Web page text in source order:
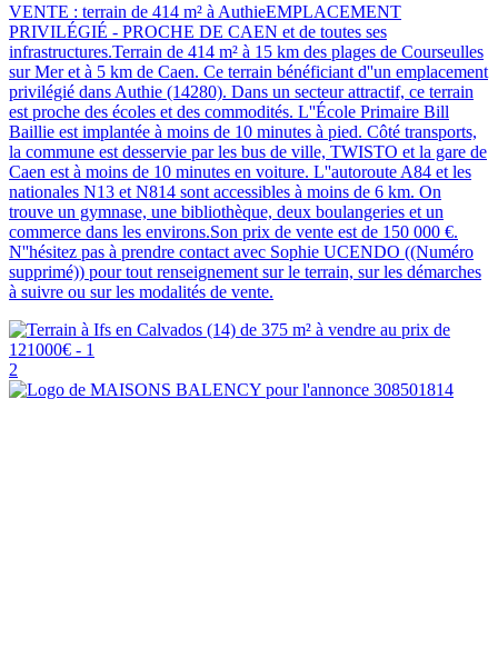
VENTE : terrain de 414 m² à AuthieEMPLACEMENT
PRIVILÉGIÉ - PROCHE DE CAEN et de toutes ses
infrastructures.Terrain de 414 m² à 15 km des plages de Courseulles
sur Mer et à 5 km de Caen. Ce terrain bénéficiant d''un emplacement
privilégié dans Authie (14280). Dans un secteur attractif, ce terrain
est proche des écoles et des commodités. L''École Primaire Bill
Baillie est implantée à moins de 10 minutes à pied. Côté transports,
la commune est desservie par les bus de ville, TWISTO et la gare de
Caen est à moins de 10 minutes en voiture. L''autoroute A84 et les
nationales N13 et N814 sont accessibles à moins de 6 km. On
trouve un gymnase, une bibliothèque, deux boulangeries et un
commerce dans les environs.Son prix de vente est de 150 000 €.
N''hésitez pas à prendre contact avec Sophie UCENDO ((Numéro
supprimé)) pour tout renseignement sur le terrain, sur les démarches
à suivre ou sur les modalités de vente.
2